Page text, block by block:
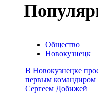
Общество
Новокузнецк
В Новокузнецке
первым
Сергеем Добижей